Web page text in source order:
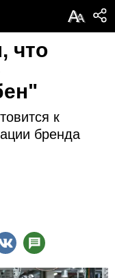
АА
что
к
бренда